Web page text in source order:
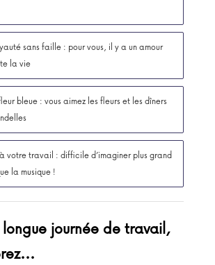
sans faille : pour vous, il y a un amour
la vie
bleue : vous aimez les fleurs et les dîners
votre travail : difficile d’imaginer plus grand
la musique !
longue journée de travail,